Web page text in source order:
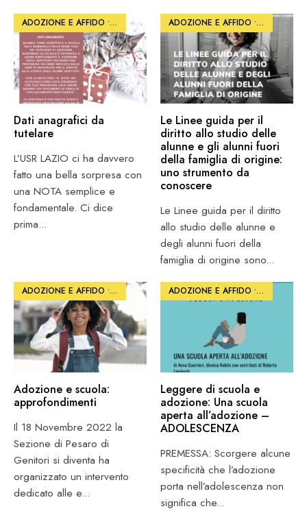
ADOZIONE E AFFIDO • PHOTO
Dati anagrafici da
tutelare
L’USR LAZIO ci ha davvero
fatto una bella sorpresa con
una NOTA semplice e
fondamentale. Ci dice
prima...
ADOZIONE E AFFIDO • PHOTO
Le Linee guida per il
diritto allo studio delle
alunne e gli alunni fuori
della famiglia di origine:
uno strumento da
conoscere
Le Linee guida per il diritto
allo studio delle alunne e
degli alunni fuori della
famiglia di origine sono...
ADOZIONE E AFFIDO • ARTICOLI SCUOLA E FORMAZIONE
Adozione e scuola:
approfondimenti
Il 18 Novembre 2022 la
Sezione di Pesaro di
Genitori si diventa ha
organizzato un intervento
dedicato alle e...
ADOZIONE E AFFIDO • PHOTO
Leggere di scuola e
adozione: Una scuola
aperta all’adozione –
ADOLESCENZA
PREMESSA: Scorgere alcune
specificità che l’adozione
porta nell’adolescenza non
significa che...